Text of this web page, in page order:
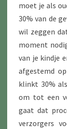
moet je als
30% van de
wil zeggen
moment
van je kindje
afgestemd
klinkt 30%
om tot een
gaat dat
verzorgers